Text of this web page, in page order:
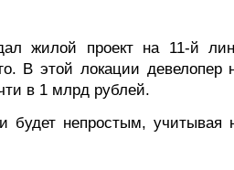
жилой проект на 11-й
В этой локации девелопер
в 1 млрд рублей.
будет непростым, учитывая